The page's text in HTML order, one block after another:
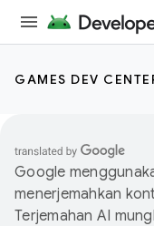
GAMES DEV
Google
menerjemahkan
Terjemahan AI